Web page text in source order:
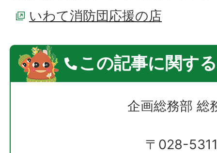
いわて消防団応援の店
この記事に関す
企画総務部 総
〒028-